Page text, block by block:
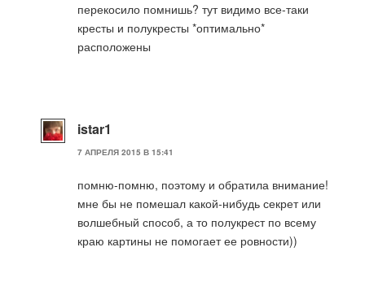
перекосило помнишь? тут видимо все-таки
кресты и полукресты *оптимально*
расположены
istar1
7 АПРЕЛЯ 2015 В 15:41
помню-помню, поэтому и обратила внимание!
мне бы не помешал какой-нибудь секрет или
волшебный способ, а то полукрест по всему
краю картины не помогает ее ровности))